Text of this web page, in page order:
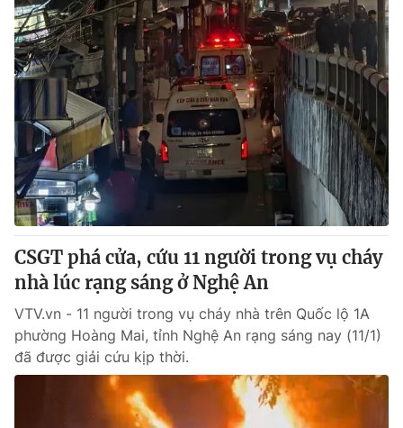
CSGT phá cửa, cứu 11 người trong vụ cháy
nhà lúc rạng sáng ở Nghệ An
VTV.vn - 11 người trong vụ cháy nhà trên Quốc lộ 1A
phường Hoàng Mai, tỉnh Nghệ An rạng sáng nay (11/1)
đã được giải cứu kịp thời.